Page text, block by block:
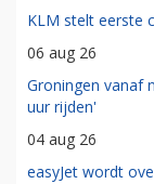
KLM stelt eerste
06 aug 26
Groningen vanaf
uur rijden'
04 aug 26
easyJet wordt